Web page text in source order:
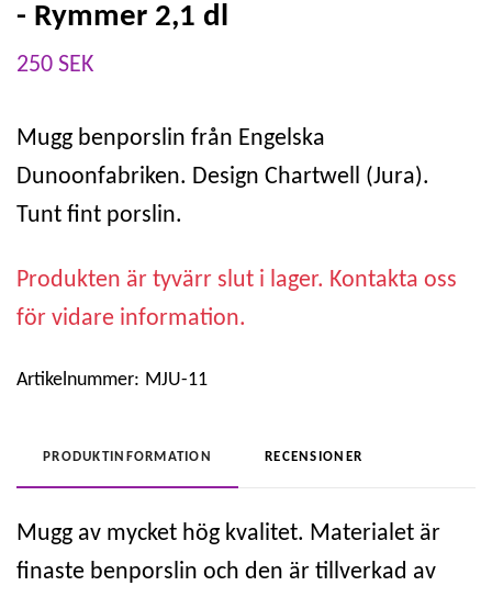
- Rymmer 2,1 dl
250 SEK
Mugg benporslin från Engelska
Dunoonfabriken. Design Chartwell (Jura).
Tunt fint porslin.
Produkten är tyvärr slut i lager. Kontakta oss
för vidare information.
Artikelnummer: MJU-11
PRODUKTINFORMATION RECENSIONER
Mugg av mycket hög kvalitet. Materialet är
finaste benporslin och den är tillverkad av